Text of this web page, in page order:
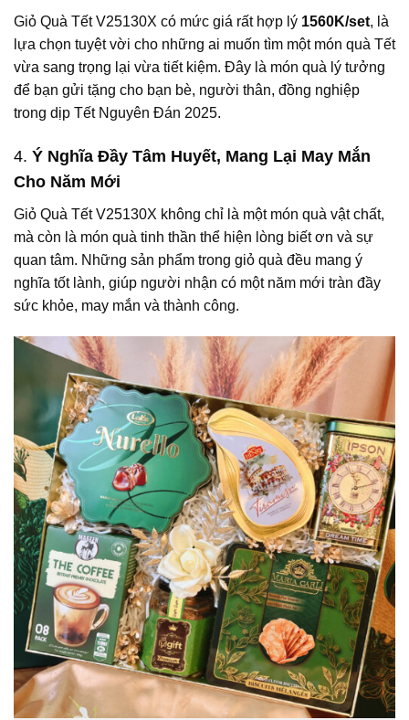
Giỏ Quà Tết V25130X có mức giá rất hợp lý 1560K/set, là
lựa chọn tuyệt vời cho những ai muốn tìm một món quà Tết
vừa sang trọng lại vừa tiết kiệm. Đây là món quà lý tưởng
để bạn gửi tặng cho bạn bè, người thân, đồng nghiệp
trong dịp Tết Nguyên Đán 2025.
4. Ý Nghĩa Đầy Tâm Huyết, Mang Lại May Mắn
Cho Năm Mới
Giỏ Quà Tết V25130X không chỉ là một món quà vật chất,
mà còn là món quà tinh thần thể hiện lòng biết ơn và sự
quan tâm. Những sản phẩm trong giỏ quà đều mang ý
nghĩa tốt lành, giúp người nhận có một năm mới tràn đầy
sức khỏe, may mắn và thành công.